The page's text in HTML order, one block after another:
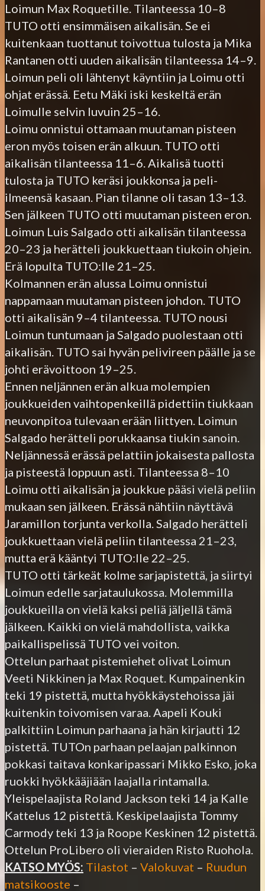
Loimun Max Roquetille. Tilanteessa 10–8
TUTO otti ensimmäisen aikalisän. Se ei
kuitenkaan tuottanut toivottua tulosta ja Mika
Rantanen otti uuden aikalisän tilanteessa 14–9.
Loimun peli oli lähtenyt käyntiin ja Loimu otti
ohjat erässä. Eetu Mäki iski keskeltä erän
Loimulle selvin luvuin 25–16.
Loimu onnistui ottamaan muutaman pisteen
eron myös toisen erän alkuun. TUTO otti
aikalisän tilanteessa 11–6. Aikalisä tuotti
tulosta ja TUTO keräsi joukkonsa ja peli-
ilmeensä kasaan. Pian tilanne oli tasan 13–13.
Sen jälkeen TUTO otti muutaman pisteen eron.
Loimun Luis Salgado otti aikalisän tilanteessa
20–23 ja herätteli joukkuettaan tiukoin ohjein.
Erä lopulta TUTO:lle 21–25.
Kolmannen erän alussa Loimu onnistui
nappamaan muutaman pisteen johdon. TUTO
otti aikalisän 9–4 tilanteessa. TUTO nousi
Loimun tuntumaan ja Salgado puolestaan otti
aikalisän. TUTO sai hyvän pelivireen päälle ja se
johti erävoittoon 19–25.
Ennen neljännen erän alkua molempien
joukkueiden vaihtopenkeillä pidettiin tiukkaan
neuvonpitoa tulevaan erään liittyen. Loimun
Salgado herätteli porukkaansa tiukin sanoin.
Neljännessä erässä pelattiin jokaisesta pallosta
ja pisteestä loppuun asti. Tilanteessa 8–10
Loimu otti aikalisän ja joukkue pääsi vielä peliin
mukaan sen jälkeen. Erässä nähtiin näyttävä
Jaramillon torjunta verkolla. Salgado herätteli
joukkuettaan vielä peliin tilanteessa 21–23,
mutta erä kääntyi TUTO:lle 22–25.
TUTO otti tärkeät kolme sarjapistettä, ja siirtyi
Loimun edelle sarjataulukossa. Molemmilla
joukkueilla on vielä kaksi peliä jäljellä tämä
jälkeen. Kaikki on vielä mahdollista, vaikka
paikallispelissä TUTO vei voiton.
Ottelun parhaat pistemiehet olivat Loimun
Veeti Nikkinen ja Max Roquet. Kumpainenkin
teki 19 pistettä, mutta hyökkäystehoissa jäi
kuitenkin toivomisen varaa. Aapeli Kouki
palkittiin Loimun parhaana ja hän kirjautti 12
pistettä. TUTOn parhaan pelaajan palkinnon
pokkasi taitava konkaripassari Mikko Esko, joka
ruokki hyökkääjiään laajalla rintamalla.
Yleispelaajista Roland Jackson teki 14 ja Kalle
Kattelus 12 pistettä. Keskipelaajista Tommy
Carmody teki 13 ja Roope Keskinen 12 pistettä.
Ottelun ProLibero oli vieraiden Risto Ruohola.
KATSO MYÖS: Tilastot – Valokuvat – Ruudun
matsikooste –